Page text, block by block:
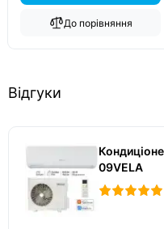
До порівняння
Відгуки
09VELA